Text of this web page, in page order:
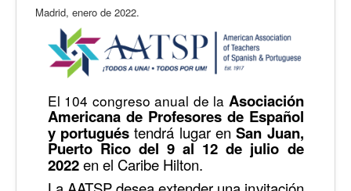
Madrid, enero de 2022.
El 104 congreso anual de la Asociación
Americana de Profesores de Español
y portuguéstendrá lugar enSan Juan,
Puerto Rico del 9 al 12 de julio de
2022en el Caribe Hilton.